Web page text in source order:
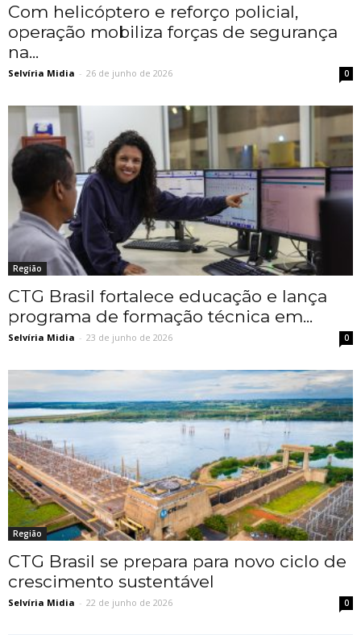
Com helicóptero e reforço policial,
operação mobiliza forças de segurança
na...
Selvíria Midia - 26 de junho de 2026 0
Região
CTG Brasil fortalece educação e lança
programa de formação técnica em...
Selvíria Midia - 23 de junho de 2026 0
Região
CTG Brasil se prepara para novo ciclo de
crescimento sustentável
Selvíria Midia - 22 de junho de 2026 0